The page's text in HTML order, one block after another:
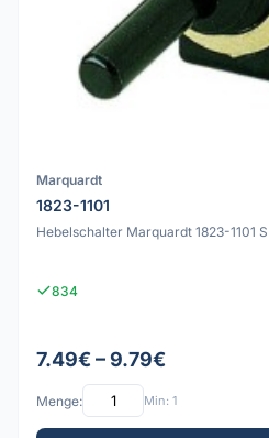
Marquardt
1823-1101
Hebelschalter Marquardt 1823-1101
834
7.49€ – 9.79€
Menge: Min: 1